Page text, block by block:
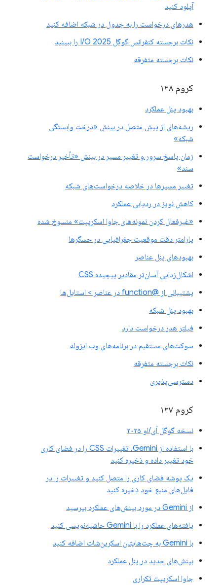
آپلود کنید
هدرهای درخواست را به جدول در شبکه اضافه کنید
نکات برجسته کنفرانس گوگل I/O 2025 را ببینید
نکات برجسته متفرقه
کروم ۱۳۸
بهبود پنل عملکرد
ریشه‌های از پیش متصل در بینش «درخت وابستگی
شبکه»
زمان پاسخ سرور و تغییر مسیر در بینش «تأخیر درخواست
سند»
تغییر مسیرها در خلاصه درخواست‌های شبکه
کاهش نویز در ردیابی عملکرد
«غیرفعال کردن نمونه‌های جاوا اسکریپت» منسوخ شده
پارامتر دقت موقعیت جغرافیایی در حسگرها
بهبودهای پنل عناصر
اشکال‌زدایی آسان‌تر مقادیر پیچیده CSS
پشتیبانی از @function در عناصر > استایل‌ها
بهبود پنل شبکه
فیلتر هدر درخواست دارد
سوکت‌های مستقیم در برنامه‌های وب ایزوله
نکات برجسته متفرقه
دسترسی‌پذیری
کروم ۱۳۷
نسخه گوگل آی/او ۲۰۲۵
با استفاده از Gemini، تغییرات CSS را در فضای کاری
خود تغییر داده و ذخیره کنید
یک پوشه فضای کاری را متصل کنید و تغییرات را در
فایل‌های منبع خود ذخیره کنید
از Gemini در مورد بینش‌های عملکرد بپرسید
یافته‌های عملکرد را با Gemini حاشیه‌نویسی کنید
با Gemini به چت‌هایتان اسکرین‌شات اضافه کنید
بینش‌های جدید در پنل عملکرد
جاوا اسکریپت تکراری